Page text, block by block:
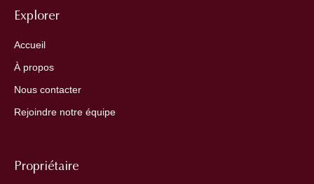
Explorer
Accueil
À propos
Nous contacter
Rejoindre notre équipe
Propriétaire